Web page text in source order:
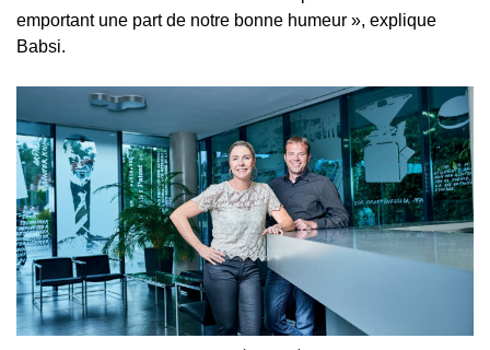
emportant une part de notre bonne humeur », explique
Babsi.